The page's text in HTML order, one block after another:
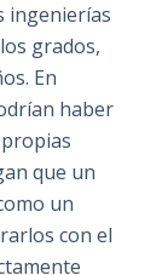
ingenierías
grados,
En
haber
que un
un
con el